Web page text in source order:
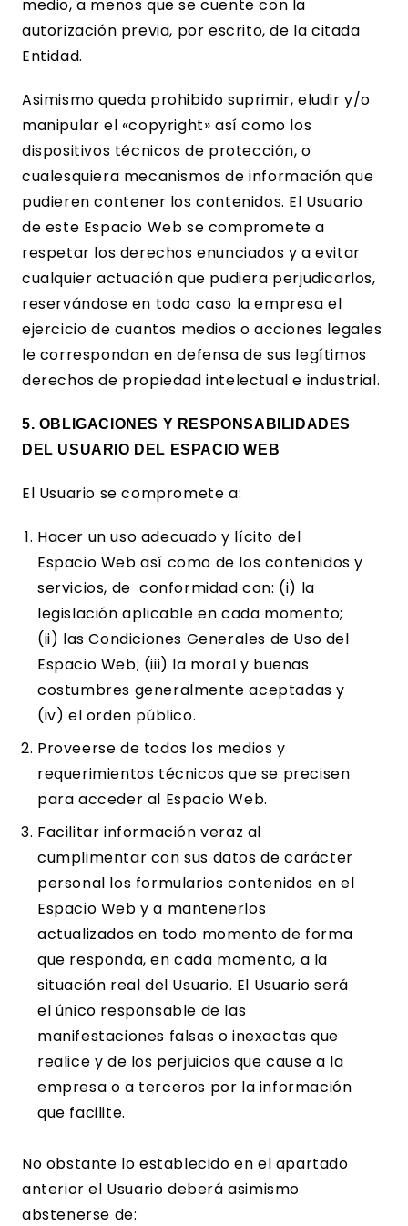
medio, a menos que se cuente con la
autorización previa, por escrito, de la citada
Entidad.
Asimismo queda prohibido suprimir, eludir y/o
manipular el «copyright» así como los
dispositivos técnicos de protección, o
cualesquiera mecanismos de información que
pudieren contener los contenidos. El Usuario
de este Espacio Web se compromete a
respetar los derechos enunciados y a evitar
cualquier actuación que pudiera perjudicarlos,
reservándose en todo caso la empresa el
ejercicio de cuantos medios o acciones legales
le correspondan en defensa de sus legítimos
derechos de propiedad intelectual e industrial.
5. OBLIGACIONES Y RESPONSABILIDADES
DEL USUARIO DEL ESPACIO WEB
El Usuario se compromete a:
Hacer un uso adecuado y lícito del
Espacio Web así como de los contenidos y
servicios, de conformidad con: (i) la
legislación aplicable en cada momento;
(ii) las Condiciones Generales de Uso del
Espacio Web; (iii) la moral y buenas
costumbres generalmente aceptadas y
(iv) el orden público.
Proveerse de todos los medios y
requerimientos técnicos que se precisen
para acceder al Espacio Web.
Facilitar información veraz al
cumplimentar con sus datos de carácter
personal los formularios contenidos en el
Espacio Web y a mantenerlos
actualizados en todo momento de forma
que responda, en cada momento, a la
situación real del Usuario. El Usuario será
el único responsable de las
manifestaciones falsas o inexactas que
realice y de los perjuicios que cause a la
empresa o a terceros por la información
que facilite.
No obstante lo establecido en el apartado
anterior el Usuario deberá asimismo
abstenerse de: